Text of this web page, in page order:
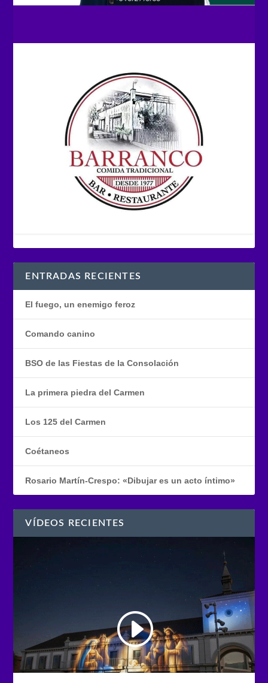
ENTRADAS RECIENTES
El fuego, un enemigo feroz
Comando canino
BSO de las Fiestas de la Consolación
La primera piedra del Carmen
Los 125 del Carmen
Coétaneos
Rosario Martín-Crespo: «Dibujar es un acto íntimo»
VÍDEOS RECIENTES